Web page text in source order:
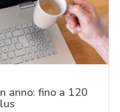
anno: fino a 120